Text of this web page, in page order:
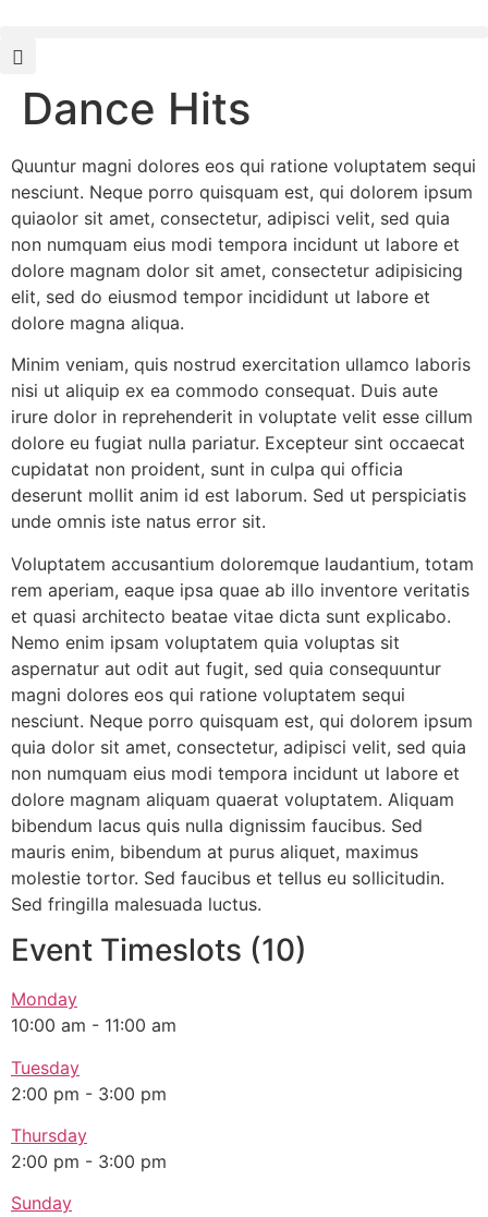
Dance Hits
Quuntur magni dolores eos qui ratione voluptatem sequi
nesciunt. Neque porro quisquam est, qui dolorem ipsum
quiaolor sit amet, consectetur, adipisci velit, sed quia
non numquam eius modi tempora incidunt ut labore et
dolore magnam dolor sit amet, consectetur adipisicing
elit, sed do eiusmod tempor incididunt ut labore et
dolore magna aliqua.
Minim veniam, quis nostrud exercitation ullamco laboris
nisi ut aliquip ex ea commodo consequat. Duis aute
irure dolor in reprehenderit in voluptate velit esse cillum
dolore eu fugiat nulla pariatur. Excepteur sint occaecat
cupidatat non proident, sunt in culpa qui officia
deserunt mollit anim id est laborum. Sed ut perspiciatis
unde omnis iste natus error sit.
Voluptatem accusantium doloremque laudantium, totam
rem aperiam, eaque ipsa quae ab illo inventore veritatis
et quasi architecto beatae vitae dicta sunt explicabo.
Nemo enim ipsam voluptatem quia voluptas sit
aspernatur aut odit aut fugit, sed quia consequuntur
magni dolores eos qui ratione voluptatem sequi
nesciunt. Neque porro quisquam est, qui dolorem ipsum
quia dolor sit amet, consectetur, adipisci velit, sed quia
non numquam eius modi tempora incidunt ut labore et
dolore magnam aliquam quaerat voluptatem. Aliquam
bibendum lacus quis nulla dignissim faucibus. Sed
mauris enim, bibendum at purus aliquet, maximus
molestie tortor. Sed faucibus et tellus eu sollicitudin.
Sed fringilla malesuada luctus.
Event Timeslots (10)
Monday
10:00 am - 11:00 am
Tuesday
2:00 pm - 3:00 pm
Thursday
2:00 pm - 3:00 pm
Sunday